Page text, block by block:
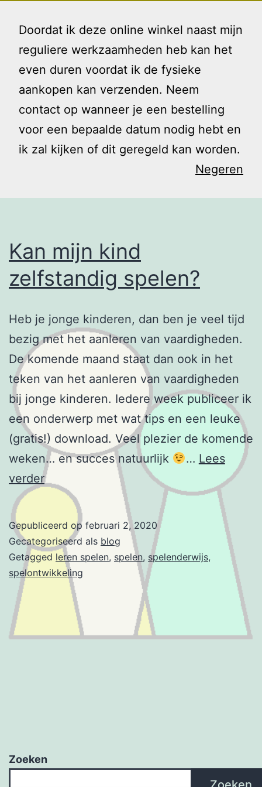
Doordat ik deze online winkel naast mijn
reguliere werkzaamheden heb kan het
even duren voordat ik de fysieke
aankopen kan verzenden. Neem
contact op wanneer je een bestelling
voor een bepaalde datum nodig hebt en
ik zal kijken of dit geregeld kan worden.
Negeren
naar
inhoud
Gezin
Tag:leren
spelen
Kan mijn kind
zelfstandig spelen?
Heb je jonge kinderen, dan ben je veel tijd
bezig met het aanleren van vaardigheden.
De komende maand staat dan ook in het
teken van het aanleren van vaardigheden
bij jonge kinderen. Iedere week publiceer ik
een onderwerp met wat tips en een leuke
(gratis!) download. Veel plezier de komende
weken… en succes natuurlijk
… Lees
verderKan
mijn
zelfstandig
spelen?
Gepubliceerd op februari 2, 2020
Gecategoriseerd als blog
Getagged leren spelen, spelen, spelenderwijs,
spelontwikkeling
Zoeken